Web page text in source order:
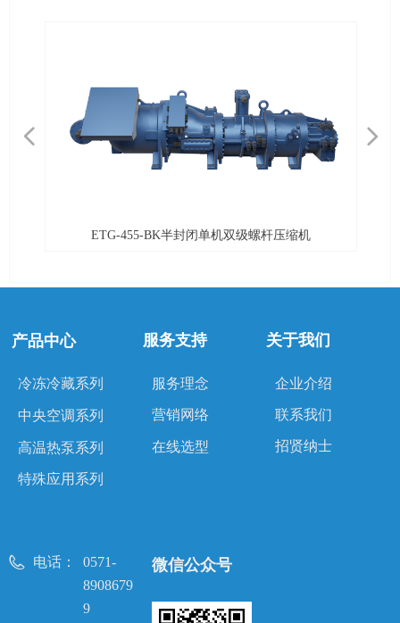
ETG-455-BK半封闭单机双级螺杆压缩机
넳 넲
微信公众号
冷冻冷藏系列
中央空调系列
高温热泵系列
特殊应用系列
产品中心
电话：
0571-
8908679
9
服务理念
营销网络
在线选型
服务支持
企业介绍
联系我们
招贤纳士
关于我们